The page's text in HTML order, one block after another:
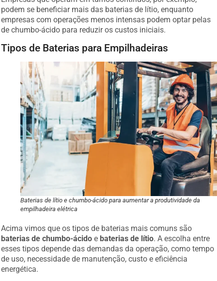
podem se beneficiar mais das baterias de lítio, enquanto
empresas com operações menos intensas podem optar pelas
de chumbo-ácido para reduzir os custos iniciais.
Tipos de Baterias para Empilhadeiras
Baterias de lítio e chumbo-ácido para aumentar a produtividade da
empilhadeira elétrica
Acima vimos que os tipos de baterias mais comuns são
baterias de chumbo-ácido e baterias de lítio. A escolha entre
esses tipos depende das demandas da operação, como tempo
de uso, necessidade de manutenção, custo e eficiência
energética.